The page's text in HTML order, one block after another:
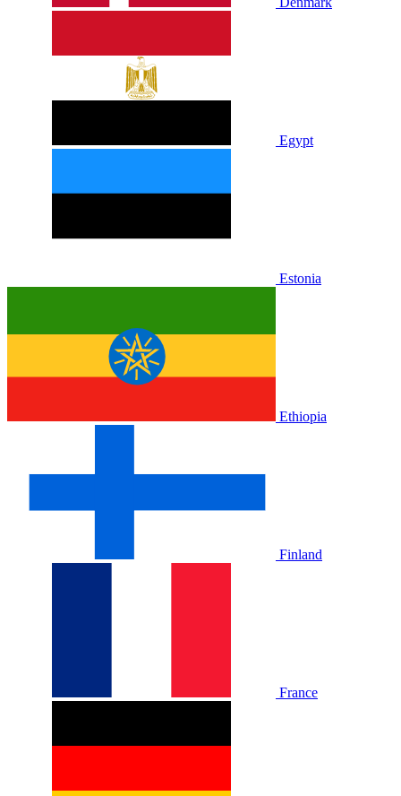
Egypt
Estonia
Ethiopia
Finland
France